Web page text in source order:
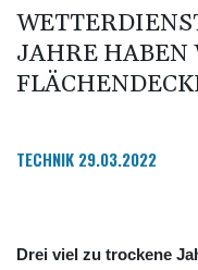
JAHRE HABEN
TECHNIK 29.03.2022
Drei viel zu trockene